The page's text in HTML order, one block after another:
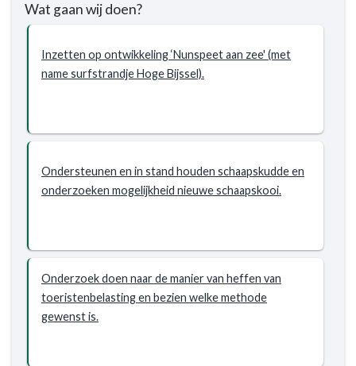
willen
bereiken?
het
Wat gaan wij doen?
Inzetten op ontwikkeling ‘Nunspeet aan zee' (met
name surfstrandje Hoge Bijssel).
Ondersteunen en in stand houden schaapskudde en
onderzoeken mogelijkheid nieuwe schaapskooi.
Onderzoek doen naar de manier van heffen van
toeristenbelasting en bezien welke methode
gewenst is.